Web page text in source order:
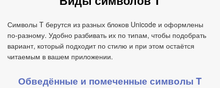
Символы T берутся из разных блоков Unicode и оформлены
по‑разному. Удобно разбивать их по типам, чтобы подобрать
вариант, который подходит по стилю и при этом остаётся
читаемым в вашем приложении.
Обведённые и помеченные символы T